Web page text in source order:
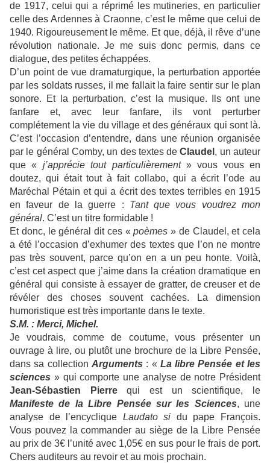
de 1917, celui qui a réprimé les mutineries, en particulier
celle des Ardennes à Craonne, c’est le même que celui de
1940. Rigoureusement le même. Et que, déjà, il rêve d’une
révolution nationale. Je me suis donc permis, dans ce
dialogue, des petites échappées.
D’un point de vue dramaturgique, la perturbation apportée
par les soldats russes, il me fallait la faire sentir sur le plan
sonore. Et la perturbation, c’est la musique. Ils ont une
fanfare et, avec leur fanfare, ils vont perturber
complétement la vie du village et des généraux qui sont là.
C’est l’occasion d’entendre, dans une réunion organisée
par le général Comby, un des textes deClaudel , un auteur
que « j’apprécie tout particulièrement » vous vous en
doutez, qui était tout à fait collabo, qui a écrit l’ode au
Maréchal Pétain et qui a écrit des textes terribles en 1915
en faveur de la guerre : Tant que vous voudrez mon
général. C’est un titre formidable !
Et donc, le général dit ces «poèmes » de Claudel, et cela
a été l’occasion d’exhumer des textes que l’on ne montre
pas très souvent, parce qu’on en a un peu honte. Voilà,
c’est cet aspect que j’aime dans la création dramatique en
général qui consiste à essayer de gratter, de creuser et de
révéler des choses souvent cachées. La dimension
humoristique est très importante dans le texte.
S.M. : Merci, Michel.
Je voudrais, comme de coutume, vous présenter un
ouvrage à lire, ou plutôt une brochure de la Libre Pensée,
dans sa collection Arguments : « La libre Pensée et les
sciences » qui comporte une analyse de notre Président
Jean-Sébastien Pierrequi est un scientifique, le
Manifeste de la Libre Pensée sur les Sciences, une
analyse de l’encyclique Laudato si du pape François.
Vous pouvez la commander au siège de la Libre Pensée
au prix de 3€ l’unité avec 1,05€ en sus pour le frais de port.
Chers auditeurs au revoir et au mois prochain.